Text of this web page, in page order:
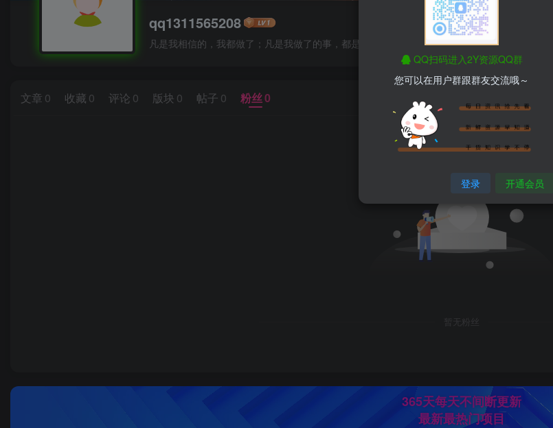
qq1311565208
凡是我相信的，我都做了；凡是我做了的事，都是全身心地投入去做的
文章 0 收藏 0 评论 0 版块 0 帖子 0 粉丝0
粉丝 0 关注 0
暂无粉丝
365天每天不间断更新
最新最热门项目
QQ扫码进入2Y资源QQ群
您可以在用户群跟群友交流哦～
登录 开通会员